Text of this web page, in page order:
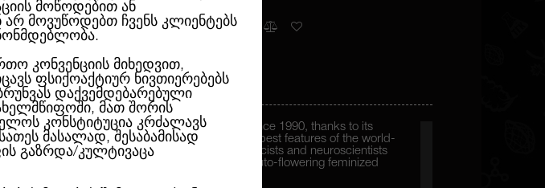
მოწოდებით ან
მოვუწოდებთ ჩვენს კლიენტებს
კონვენციის მიხედვით,
ფსიქოაქტიურ ნივთიერებებს
დაქვემდებარებული
მათ შორის
კონსტიტუცია კრძალავს
მასალად, შესაბამისად
გაზრდა/კულტივაცა
არ გვაქვს
ბრენდი: Neuroseeds
has brought delight to lovers of cannabis since 1990, thanks to its
super power, superaroma qualities. The best features of the world-
Super Skunk were mixed by Neuro Seeds geneticists and neuroscientists
varieties of Ruderalis to create exclusive auto-flowering feminized